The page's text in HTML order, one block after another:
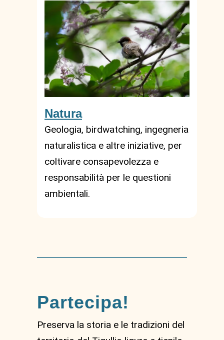
Natura
Geologia, birdwatching, ingegneria
naturalistica e altre iniziative, per
coltivare consapevolezza e
responsabilità per le questioni
ambientali.
Partecipa!
Preserva la storia e le tradizioni del